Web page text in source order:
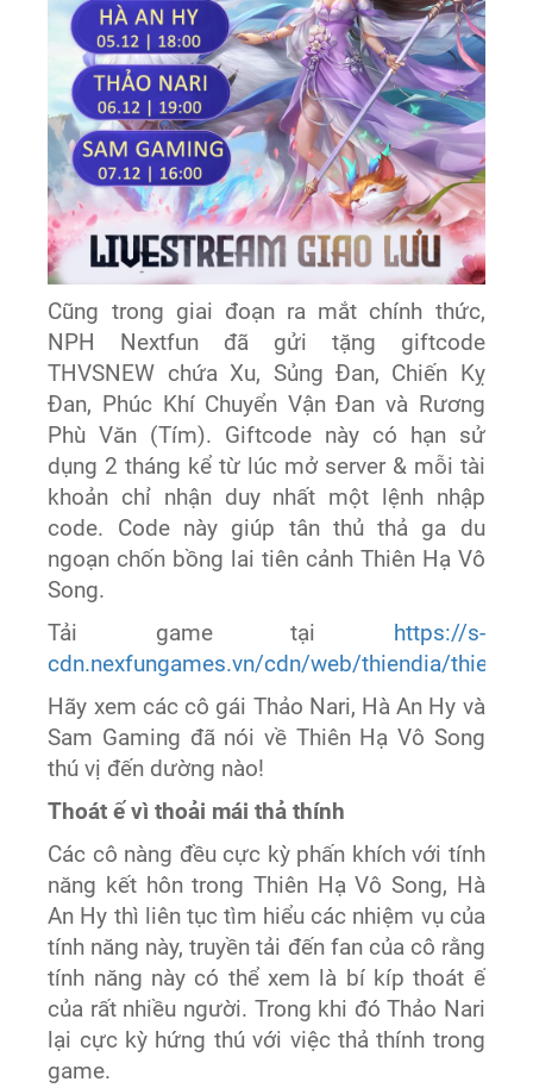
Cũng trong giai đoạn ra mắt chính thức,
NPH Nextfun đã gửi tặng giftcode
THVSNEW chứa Xu, Sủng Đan, Chiến Kỵ
Đan, Phúc Khí Chuyển Vận Đan và Rương
Phù Văn (Tím). Giftcode này có hạn sử
dụng 2 tháng kể từ lúc mở server & mỗi tài
khoản chỉ nhận duy nhất một lệnh nhập
code. Code này giúp tân thủ thả ga du
ngoạn chốn bồng lai tiên cảnh Thiên Hạ Vô
Song.
Tải game tại
https://s-
cdn.nexfungames.vn/cdn/web/thiendia/
Hãy xem các cô gái Thảo Nari, Hà An Hy và
Sam Gaming đã nói về Thiên Hạ Vô Song
thú vị đến dường nào!
Thoát ế vì thoải mái thả thính
Các cô nàng đều cực kỳ phấn khích với tính
năng kết hôn trong Thiên Hạ Vô Song, Hà
An Hy thì liên tục tìm hiểu các nhiệm vụ của
tính năng này, truyền tải đến fan của cô rằng
tính năng này có thể xem là bí kíp thoát ế
của rất nhiều người. Trong khi đó Thảo Nari
lại cực kỳ hứng thú với việc thả thính trong
game.